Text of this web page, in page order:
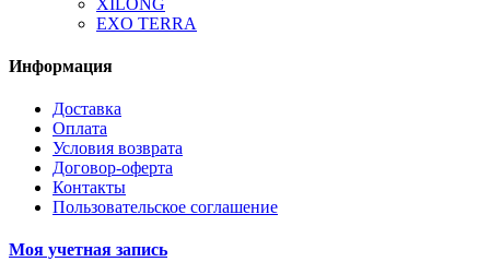
EXO TERRA
Информация
Доставка
Оплата
Условия возврата
Договор-оферта
Контакты
Пользовательское соглашение
Моя учетная запись